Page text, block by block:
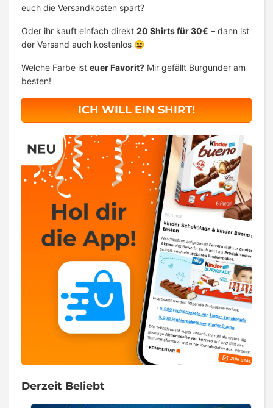
euch die Versandkosten spart?
Oder ihr kauft einfach direkt 20 Shirts für 30€ – dann ist
der Versand auch kostenlos 😄
Welche Farbe ist euer Favorit? Mir gefällt Burgunder am
besten!
ICH WILL EIN SHIRT!
Derzeit Beliebt